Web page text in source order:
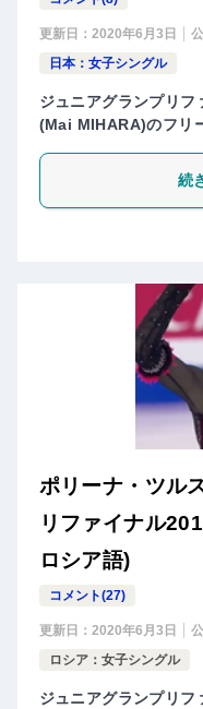
更新日： 2020年6月3日
日本：女子シングル
ジュニアグランプリ
(Mai MIHARA)のフリ
続
ポリーナ・ツル
リファイナル
ロシア語)
コメント(27)
更新日： 2020年6月3日
ロシア：女子シングル
ジュニアグランプリ